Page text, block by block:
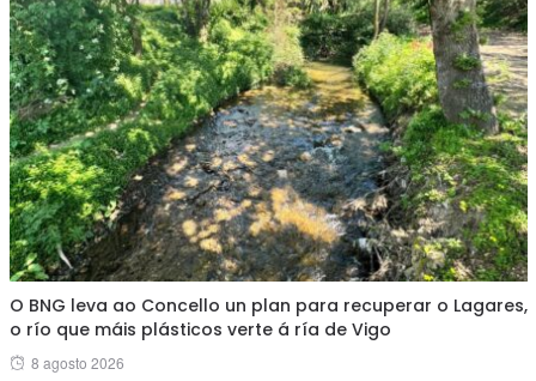
O BNG leva ao Concello un plan para recuperar o Lagares,
o río que máis plásticos verte á ría de Vigo
Posted
8 agosto 2026